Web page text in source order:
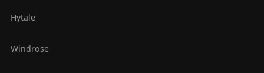
Hytale
Windrose